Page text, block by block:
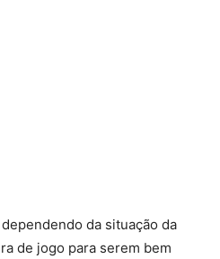
da situação da
de jogo para serem bem